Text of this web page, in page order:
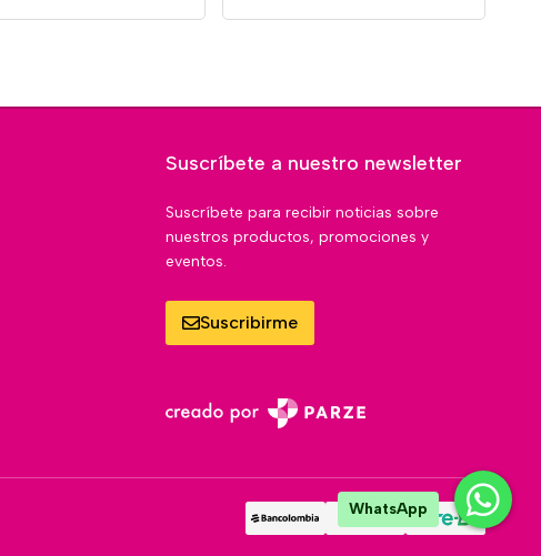
Suscríbete a nuestro newsletter
Suscríbete para recibir noticias sobre
nuestros productos, promociones y
eventos.
Suscribirme
WhatsApp